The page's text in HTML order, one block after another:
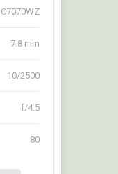
C7070WZ
7.8 mm
10/2500
f/4.5
80